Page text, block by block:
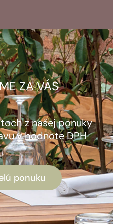
ZA VÁS
z našej ponuky
v hodnote DPH
ponuku